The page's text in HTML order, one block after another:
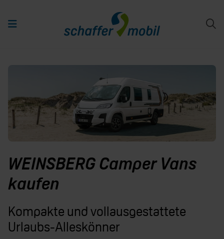
WEINSBERG Camper Vans
kaufen
Kompakte und vollausgestattete
Urlaubs-Alleskönner